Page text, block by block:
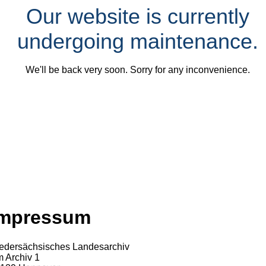
Our website is currently
undergoing maintenance.
We'll be back very soon. Sorry for any inconvenience.
Landesarchiv
Archiv 1